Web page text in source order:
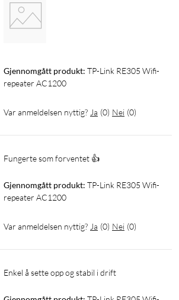
Gjennomgått produkt: TP-Link RE305 Wifi-
repeater AC1200
Var anmeldelsen nyttig? Ja (0) Nei (0)
Fungerte som forventet 👍
Gjennomgått produkt: TP-Link RE305 Wifi-
repeater AC1200
Var anmeldelsen nyttig? Ja (0) Nei (0)
Enkel å sette opp og stabil i drift